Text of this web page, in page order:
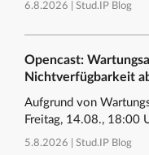
6.8.2026 | Stud.IP Blog
Opencast:
Nichtverfügbarkeit
Aufgrund von
Freitag, 14.08., 18:00
5.8.2026 | Stud.IP Blog